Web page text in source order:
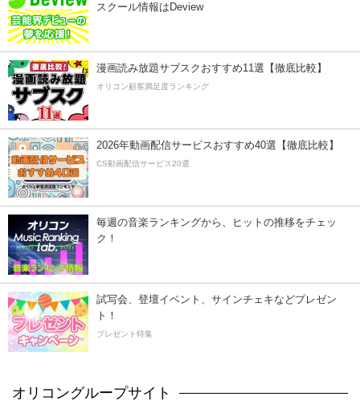
スクール情報はDeview
漫画読み放題サブスクおすすめ11選【徹底比較】
オリコン顧客満足度ランキング
2026年動画配信サービスおすすめ40選【徹底比較】
CS動画配信サービス20選
毎週の音楽ランキングから、ヒットの推移をチェッ
ク！
試写会、登壇イベント、サインチェキなどプレゼン
ト！
プレゼント特集
オリコングループサイト